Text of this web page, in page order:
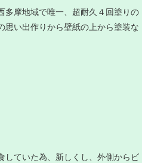
多摩地域で唯一、超耐久４回塗りの
思い出作りから壁紙の上から塗装な
していた為、新しくし、外側からビ